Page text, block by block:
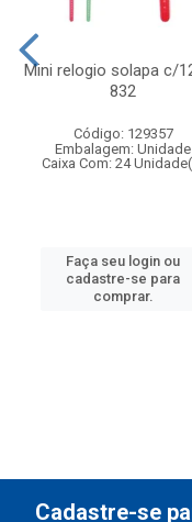
Mini relogio solapa c/
832
Código: 129357
Embalagem: Unidade
Caixa Com: 24
Faça seu login ou
cadastre-se para
comprar.
Cadastre-se